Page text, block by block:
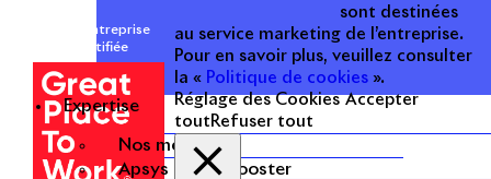
Expertise
Nos métiers
Apsys Brand Booster
Une entreprise
certifiée
sont destinées
au service marketing de l’entreprise.
Pour en savoir plus, veuillez consulter
la « Politique de cookies ».
Réglage des Cookies Accepter
tout Refuser tout